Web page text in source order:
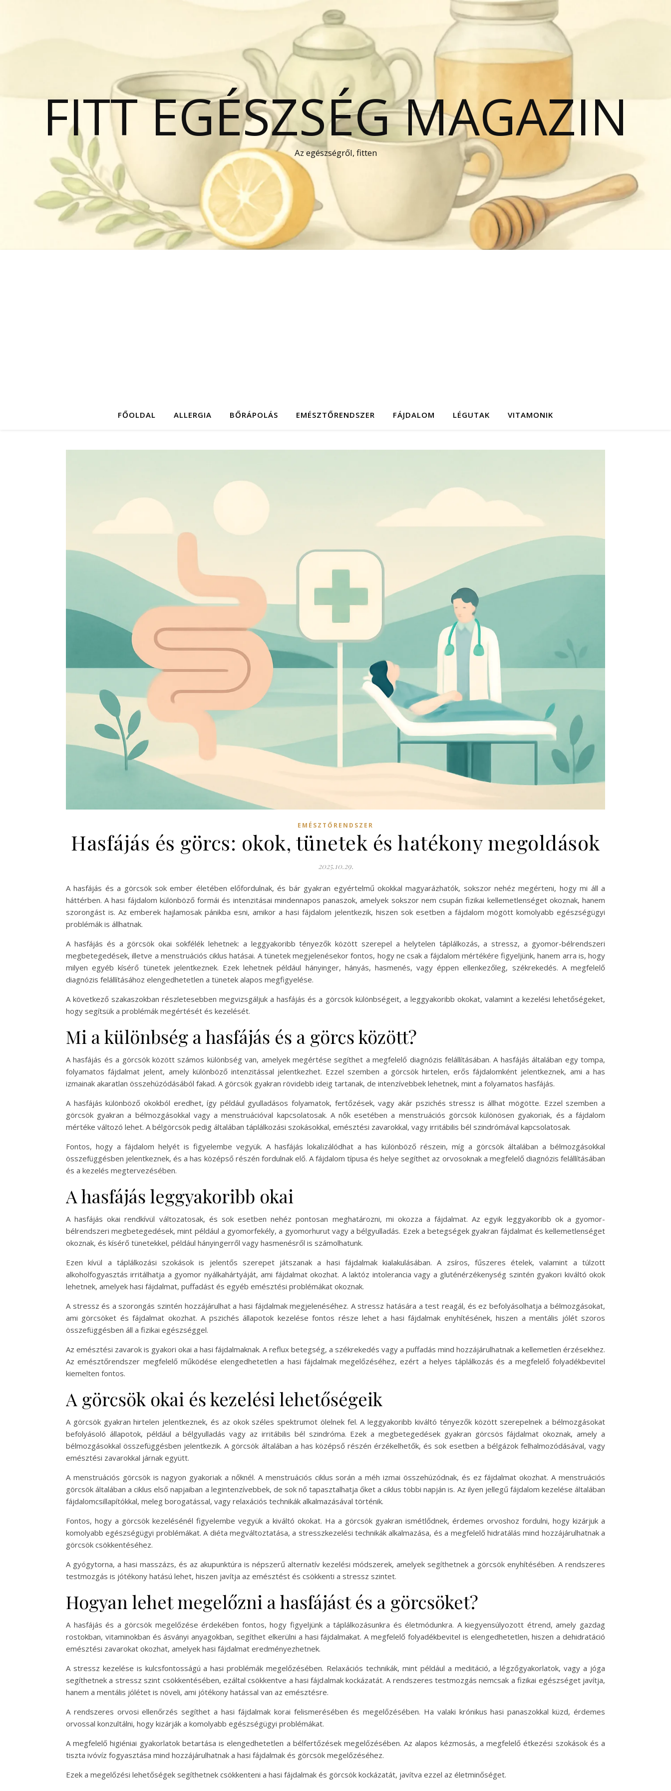
FITT EGÉSZSÉG MAGAZIN
Az egészségről, fitten
FŐOLDAL ALLERGIA BŐRÁPOLÁS EMÉSZTŐRENDSZER FÁJDALOM LÉGUTAK VITAMONIK
EMÉSZTŐRENDSZER
Hasfájás és görcs: okok, tünetek és hatékony megoldások
2025.10.29.
A hasfájás és a görcsök sok ember életében előfordulnak, és bár gyakran egyértelmű okokkal magyarázhatók, sokszor nehéz megérteni, hogy mi áll a
háttérben. A hasi fájdalom különböző formái és intenzitásai mindennapos panaszok, amelyek sokszor nem csupán fizikai kellemetlenséget okoznak, hanem
szorongást is. Az emberek hajlamosak pánikba esni, amikor a hasi fájdalom jelentkezik, hiszen sok esetben a fájdalom mögött komolyabb egészségügyi
problémák is állhatnak.
A hasfájás és a görcsök okai sokfélék lehetnek: a leggyakoribb tényezők között szerepel a helytelen táplálkozás, a stressz, a gyomor-bélrendszeri
megbetegedések, illetve a menstruációs ciklus hatásai. A tünetek megjelenésekor fontos, hogy ne csak a fájdalom mértékére figyeljünk, hanem arra is, hogy
milyen egyéb kísérő tünetek jelentkeznek. Ezek lehetnek például hányinger, hányás, hasmenés, vagy éppen ellenkezőleg, székrekedés. A megfelelő
diagnózis felállításához elengedhetetlen a tünetek alapos megfigyelése.
A következő szakaszokban részletesebben megvizsgáljuk a hasfájás és a görcsök különbségeit, a leggyakoribb okokat, valamint a kezelési lehetőségeket,
hogy segítsük a problémák megértését és kezelését.
Mi a különbség a hasfájás és a görcs között?
A hasfájás és a görcsök között számos különbség van, amelyek megértése segíthet a megfelelő diagnózis felállításában. A hasfájás általában egy tompa,
folyamatos fájdalmat jelent, amely különböző intenzitással jelentkezhet. Ezzel szemben a görcsök hirtelen, erős fájdalomként jelentkeznek, ami a has
izmainak akaratlan összehúzódásából fakad. A görcsök gyakran rövidebb ideig tartanak, de intenzívebbek lehetnek, mint a folyamatos hasfájás.
A hasfájás különböző okokból eredhet, így például gyulladásos folyamatok, fertőzések, vagy akár pszichés stressz is állhat mögötte. Ezzel szemben a
görcsök gyakran a bélmozgásokkal vagy a menstruációval kapcsolatosak. A nők esetében a menstruációs görcsök különösen gyakoriak, és a fájdalom
mértéke változó lehet. A bélgörcsök pedig általában táplálkozási szokásokkal, emésztési zavarokkal, vagy irritábilis bél szindrómával kapcsolatosak.
Fontos, hogy a fájdalom helyét is figyelembe vegyük. A hasfájás lokalizálódhat a has különböző részein, míg a görcsök általában a bélmozgásokkal
összefüggésben jelentkeznek, és a has középső részén fordulnak elő. A fájdalom típusa és helye segíthet az orvosoknak a megfelelő diagnózis felállításában
és a kezelés megtervezésében.
A hasfájás leggyakoribb okai
A hasfájás okai rendkívül változatosak, és sok esetben nehéz pontosan meghatározni, mi okozza a fájdalmat. Az egyik leggyakoribb ok a gyomor-
bélrendszeri megbetegedések, mint például a gyomorfekély, a gyomorhurut vagy a bélgyulladás. Ezek a betegségek gyakran fájdalmat és kellemetlenséget
okoznak, és kísérő tünetekkel, például hányingerről vagy hasmenésről is számolhatunk.
Ezen kívül a táplálkozási szokások is jelentős szerepet játszanak a hasi fájdalmak kialakulásában. A zsíros, fűszeres ételek, valamint a túlzott
alkoholfogyasztás irritálhatja a gyomor nyálkahártyáját, ami fájdalmat okozhat. A laktóz intolerancia vagy a gluténérzékenység szintén gyakori kiváltó okok
lehetnek, amelyek hasi fájdalmat, puffadást és egyéb emésztési problémákat okoznak.
A stressz és a szorongás szintén hozzájárulhat a hasi fájdalmak megjelenéséhez. A stressz hatására a test reagál, és ez befolyásolhatja a bélmozgásokat,
ami görcsöket és fájdalmat okozhat. A pszichés állapotok kezelése fontos része lehet a hasi fájdalmak enyhítésének, hiszen a mentális jólét szoros
összefüggésben áll a fizikai egészséggel.
Az emésztési zavarok is gyakori okai a hasi fájdalmaknak. A reflux betegség, a székrekedés vagy a puffadás mind hozzájárulhatnak a kellemetlen érzésekhez.
Az emésztőrendszer megfelelő működése elengedhetetlen a hasi fájdalmak megelőzéséhez, ezért a helyes táplálkozás és a megfelelő folyadékbevitel
kiemelten fontos.
A görcsök okai és kezelési lehetőségeik
A görcsök gyakran hirtelen jelentkeznek, és az okok széles spektrumot ölelnek fel. A leggyakoribb kiváltó tényezők között szerepelnek a bélmozgásokat
befolyásoló állapotok, például a bélgyulladás vagy az irritábilis bél szindróma. Ezek a megbetegedések gyakran görcsös fájdalmat okoznak, amely a
bélmozgásokkal összefüggésben jelentkezik. A görcsök általában a has középső részén érzékelhetők, és sok esetben a bélgázok felhalmozódásával, vagy
emésztési zavarokkal járnak együtt.
A menstruációs görcsök is nagyon gyakoriak a nőknél. A menstruációs ciklus során a méh izmai összehúzódnak, és ez fájdalmat okozhat. A menstruációs
görcsök általában a ciklus első napjaiban a legintenzívebbek, de sok nő tapasztalhatja őket a ciklus többi napján is. Az ilyen jellegű fájdalom kezelése általában
fájdalomcsillapítókkal, meleg borogatással, vagy relaxációs technikák alkalmazásával történik.
Fontos, hogy a görcsök kezelésénél figyelembe vegyük a kiváltó okokat. Ha a görcsök gyakran ismétlődnek, érdemes orvoshoz fordulni, hogy kizárjuk a
komolyabb egészségügyi problémákat. A diéta megváltoztatása, a stresszkezelési technikák alkalmazása, és a megfelelő hidratálás mind hozzájárulhatnak a
görcsök csökkentéséhez.
A gyógytorna, a hasi masszázs, és az akupunktúra is népszerű alternatív kezelési módszerek, amelyek segíthetnek a görcsök enyhítésében. A rendszeres
testmozgás is jótékony hatású lehet, hiszen javítja az emésztést és csökkenti a stressz szintet.
Hogyan lehet megelőzni a hasfájást és a görcsöket?
A hasfájás és a görcsök megelőzése érdekében fontos, hogy figyeljünk a táplálkozásunkra és életmódunkra. A kiegyensúlyozott étrend, amely gazdag
rostokban, vitaminokban és ásványi anyagokban, segíthet elkerülni a hasi fájdalmakat. A megfelelő folyadékbevitel is elengedhetetlen, hiszen a dehidratáció
emésztési zavarokat okozhat, amelyek hasi fájdalmat eredményezhetnek.
A stressz kezelése is kulcsfontosságú a hasi problémák megelőzésében. Relaxációs technikák, mint például a meditáció, a légzőgyakorlatok, vagy a jóga
segíthetnek a stressz szint csökkentésében, ezáltal csökkentve a hasi fájdalmak kockázatát. A rendszeres testmozgás nemcsak a fizikai egészséget javítja,
hanem a mentális jólétet is növeli, ami jótékony hatással van az emésztésre.
A rendszeres orvosi ellenőrzés segíthet a hasi fájdalmak korai felismerésében és megelőzésében. Ha valaki krónikus hasi panaszokkal küzd, érdemes
orvossal konzultálni, hogy kizárják a komolyabb egészségügyi problémákat.
A megfelelő higiéniai gyakorlatok betartása is elengedhetetlen a bélfertőzések megelőzésében. Az alapos kézmosás, a megfelelő étkezési szokások és a
tiszta ivóvíz fogyasztása mind hozzájárulhatnak a hasi fájdalmak és görcsök megelőzéséhez.
Ezek a megelőzési lehetőségek segíthetnek csökkenteni a hasi fájdalmak és görcsök kockázatát, javítva ezzel az életminőséget.